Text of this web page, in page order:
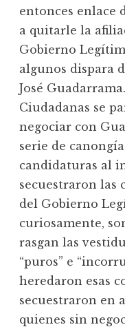
entonces enlace
a quitarle la
Gobierno
algunos dispara
José
Ciudadanas se
negociar con
serie de
candidaturas al
secuestraron las
del Gobierno
curiosamente,
rasgan las
“puros” e
heredaron esas
secuestraron en
quienes sin